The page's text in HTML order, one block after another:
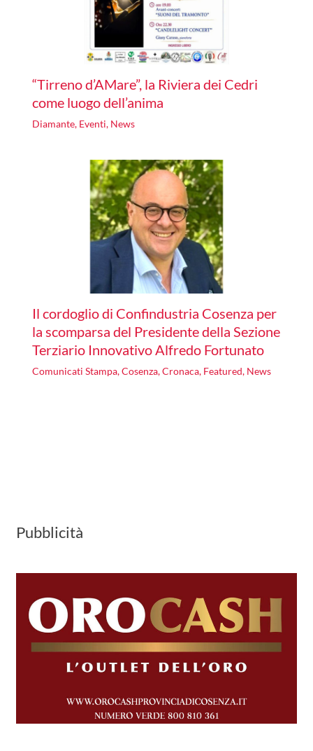
“Tirreno d’AMare”, la Riviera dei Cedri
come luogo dell’anima
Diamante, Eventi, News
Il cordoglio di Confindustria Cosenza per
la scomparsa del Presidente della Sezione
Terziario Innovativo Alfredo Fortunato
Comunicati Stampa,Cosenza,Cronaca, Featured, News
Pubblicità